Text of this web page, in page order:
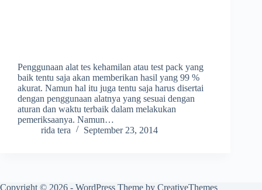
Penggunaan alat tes kehamilan atau test pack yang
baik tentu saja akan memberikan hasil yang 99 %
akurat. Namun hal itu juga tentu saja harus disertai
dengan penggunaan alatnya yang sesuai dengan
aturan dan waktu terbaik dalam melakukan
pemeriksaanya. Namun…
rida tera
September 23, 2014
Copyright © 2026 - WordPress Theme by CreativeThemes